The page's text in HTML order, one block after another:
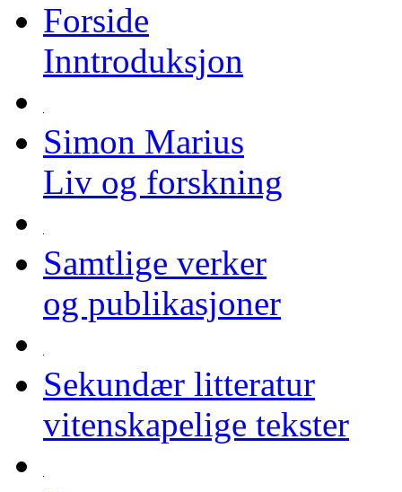
Forside
Inntroduksjon
Simon Marius
Liv og forskning
Samtlige verker
og publikasjoner
Sekundær litteratur
vitenskapelige tekster